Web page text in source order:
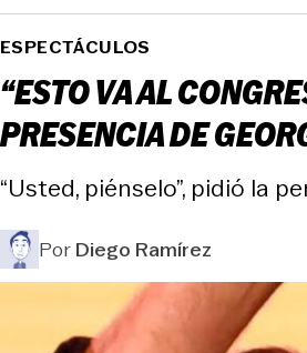
ESPECTÁCULOS
“ESTO VA AL
PRESENCIA DE
“Usted, piénselo”, pidió la
PorDiego Ramírez